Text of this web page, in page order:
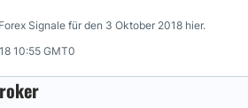
Signale für den 3 Oktober 2018 hier.
10:55 GMT0